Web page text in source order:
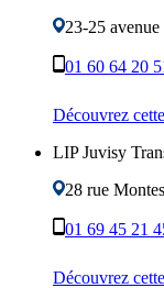
23-25
01 60 64 20
Découvrez
LIP Juvisy
28 rue
01 69 45 21
Découvrez